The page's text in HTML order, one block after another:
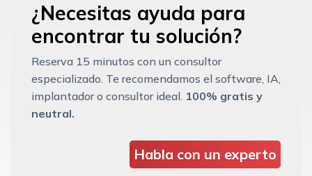
¿Necesitas ayuda para
encontrar tu solución?
Reserva 15 minutos con un consultor
especializado. Te recomendamos el software, IA,
implantador o consultor ideal. 100% gratis y
neutral.
Habla con un experto